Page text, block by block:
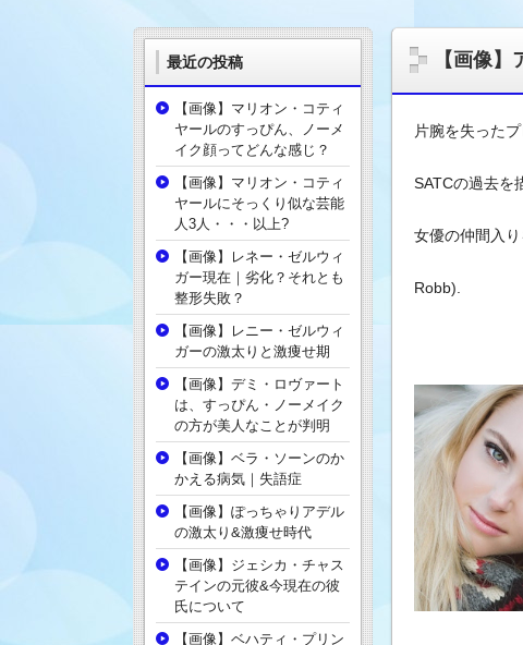
【画像
片腕を失った
SATCの過去を
女優の仲間入り
Robb).
最近の投稿
【画像】マリオン・コティ
ヤールのすっぴん、ノーメ
イク顔ってどんな感じ？
【画像】マリオン・コティ
ヤールにそっくり似な芸能
人3人・・・以上?
【画像】レネー・ゼルウィ
ガー現在｜劣化？それとも
整形失敗？
【画像】レニー・ゼルウィ
ガーの激太りと激痩せ期
【画像】デミ・ロヴァート
は、すっぴん・ノーメイク
の方が美人なことが判明
【画像】ベラ・ソーンのか
かえる病気｜失語症
【画像】ぽっちゃりアデル
の激太り&激痩せ時代
【画像】ジェシカ・チャス
テインの元彼&今現在の彼
氏について
【画像】ベハティ・プリン